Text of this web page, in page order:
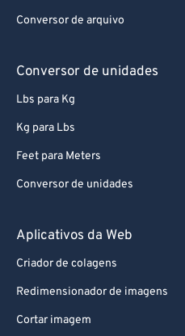
Conversor de arquivo
Conversor de unidades
Lbs para Kg
Kg para Lbs
Feet para Meters
Conversor de unidades
Aplicativos da Web
Criador de colagens
Redimensionador de imagens
Cortar imagem